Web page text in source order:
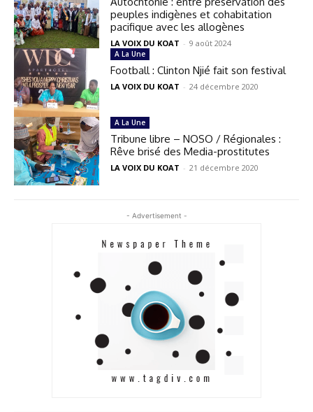
peuples indigènes et cohabitation
pacifique avec les allogènes
LA VOIX DU KOAT - 9 août 2024
A La Une
Football : Clinton Njié fait son festival
LA VOIX DU KOAT - 24 décembre 2020
A La Une
Tribune libre – NOSO / Régionales :
Rêve brisé des Media-prostitutes
LA VOIX DU KOAT - 21 décembre 2020
- Advertisement -